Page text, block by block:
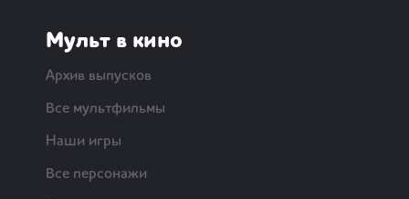
Мульт в кино
Архив выпусков
Все мультфильмы
Наши игры
Все персонажи